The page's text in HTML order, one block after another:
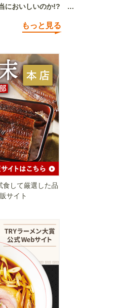
においしいのか!? い
もっと見る
食して厳選した品
サイト